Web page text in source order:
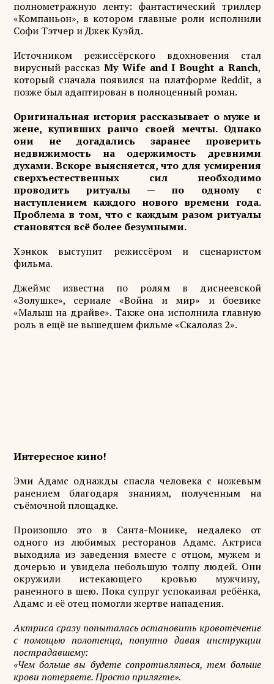
полнометражную ленту: фантастический триллер
«Компаньон», в котором главные роли исполнили
Софи Тэтчер и Джек Куэйд.
Источником режиссёрского вдохновения стал
вирусный рассказ My Wife and I Bought a Ranch,
который сначала появился на платформе Reddit, а
позже был адаптирован в полноценный роман.
Оригинальная история рассказывает о муже и
жене, купивших ранчо своей мечты. Однако
они не догадались заранее проверить
недвижимость на одержимость древними
духами. Вскоре выясняется, что для усмирения
сверхъестественных сил необходимо
проводить ритуалы — по одному с
наступлением каждого нового времени года.
Проблема в том, что с каждым разом ритуалы
становятся всё более безумными.
Хэнкок выступит режиссёром и сценаристом
фильма.
Джеймс известна по ролям в диснеевской
«Золушке», сериале «Война и мир» и боевике
«Малыш на драйве». Также она исполнила главную
роль в ещё не вышедшем фильме «Скалолаз 2».
Интересное кино!
Эми Адамс однажды спасла человека с ножевым
ранением благодаря знаниям, полученным на
съёмочной площадке.
Произошло это в Санта-Монике, недалеко от
одного из любимых ресторанов Адамс. Актриса
выходила из заведения вместе с отцом, мужем и
дочерью и увидела небольшую толпу людей. Они
окружили истекающего кровью мужчину,
раненного в шею. Пока супруг успокаивал ребёнка,
Адамс и её отец помогли жертве нападения.
Актриса сразу попыталась остановить кровотечение
с помощью полотенца, попутно давая инструкции
пострадавшему:
«Чем больше вы будете сопротивляться, тем больше
крови потеряете. Просто прилягте».